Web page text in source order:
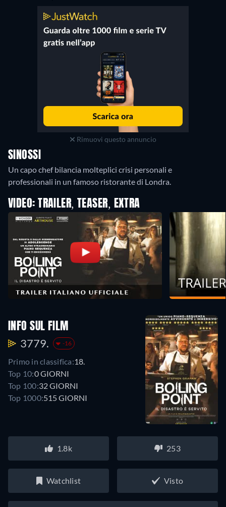
Rimuovi questo annuncio
SINOSSI
Un capo chef bilancia molteplici crisi personali e
professionali in un famoso ristorante di Londra.
VIDEO: TRAILER, TEASER, EXTRA
INFO SUL FILM
3779. -16
Primo in classifica:18.
Top 10:0 GIORNI
Top 100:32 GIORNI
Top 1000:515 GIORNI
1.8k 253
Watchlist Visto